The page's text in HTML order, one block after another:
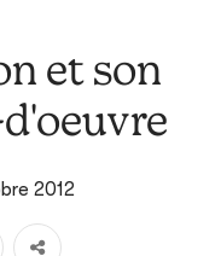
et son
2012